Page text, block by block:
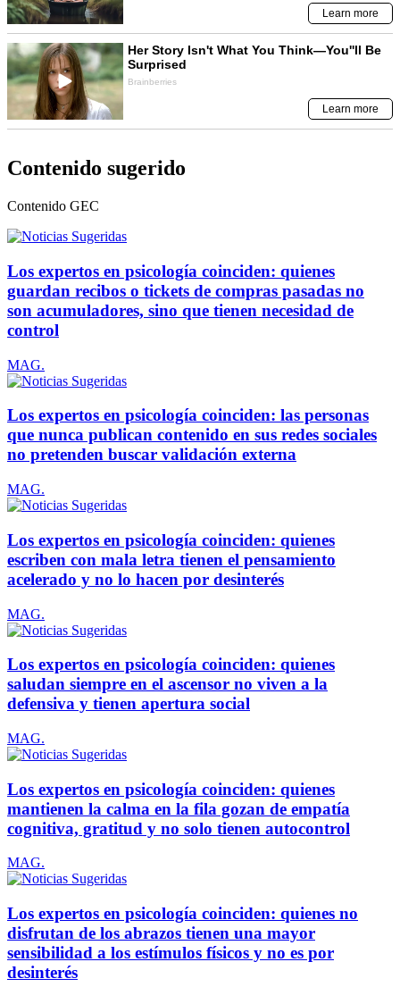
Contenido sugerido
Contenido GEC
Los expertos en psicología coinciden: quienes
guardan recibos o tickets de compras pasadas no
son acumuladores, sino que tienen necesidad de
control
MAG.
Los expertos en psicología coinciden: las personas
que nunca publican contenido en sus redes sociales
no pretenden buscar validación externa
MAG.
Los expertos en psicología coinciden: quienes
escriben con mala letra tienen el pensamiento
acelerado y no lo hacen por desinterés
MAG.
Los expertos en psicología coinciden: quienes
saludan siempre en el ascensor no viven a la
defensiva y tienen apertura social
MAG.
Los expertos en psicología coinciden: quienes
mantienen la calma en la fila gozan de empatía
cognitiva, gratitud y no solo tienen autocontrol
MAG.
Los expertos en psicología coinciden: quienes no
disfrutan de los abrazos tienen una mayor
sensibilidad a los estímulos físicos y no es por
desinterés